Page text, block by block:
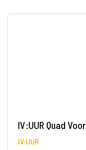
IV:UUR Quad
IV:UUR